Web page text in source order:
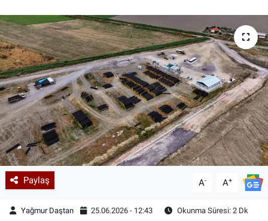
Paylaş A- A+
Yağmur Daştan 25.06.2026 - 12:43 Okunma Süresi: 2 Dk